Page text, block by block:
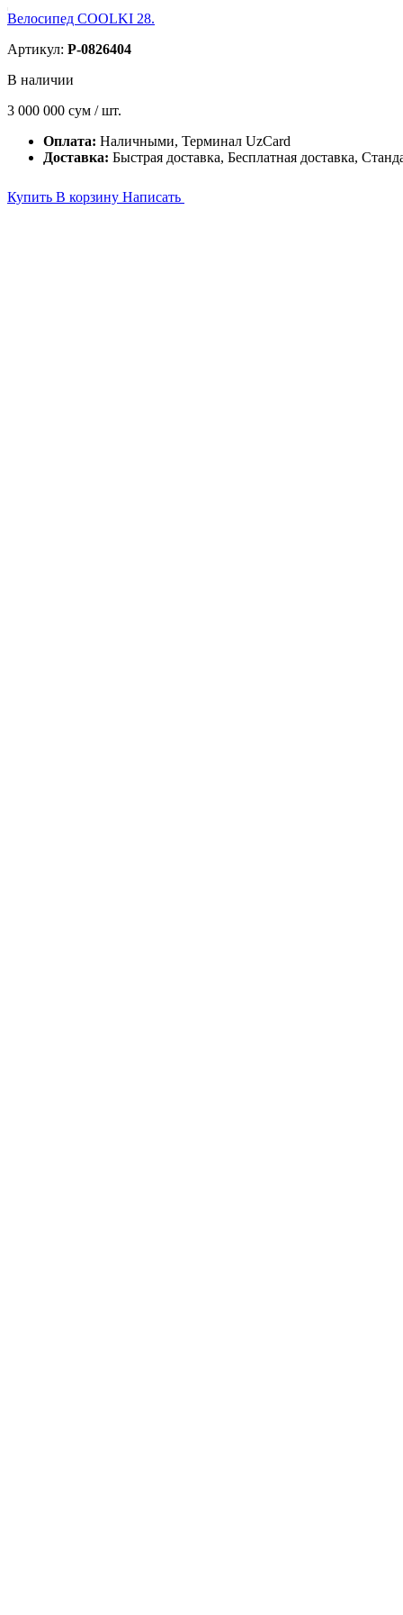
Велосипед COOLKI 28.
Артикул: P-0826404
В наличии
3 000 000 сум / шт.
Оплата: Наличными, Терминал UzCard
Доставка: Быстрая доставка, Бесплатная доставка,
Купить В корзину Написать